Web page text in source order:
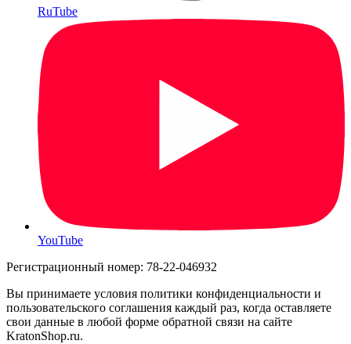
RuTube
YouTube
Регистрационный номер: 78-22-046932
Вы принимаете условия политики конфиденциальности и
пользовательского соглашения каждый раз, когда оставляете
свои данные в любой форме обратной связи на сайте
KratonShop.ru.